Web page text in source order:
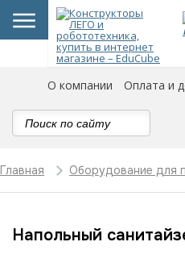
О компании Оплата и
Главная Оборудование для
Напольный